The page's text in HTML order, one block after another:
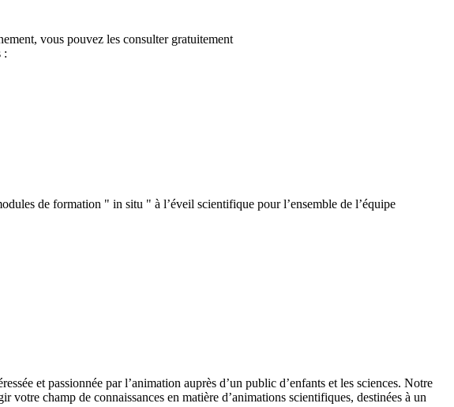
vous pouvez les consulter gratuitement
:
de formation " in situ " à l’éveil scientifique pour l’ensemble de l’équipe
et passionnée par l’animation auprès d’un public d’enfants et les sciences. Notre
votre champ de connaissances en matière d’animations scientifiques, destinées à un